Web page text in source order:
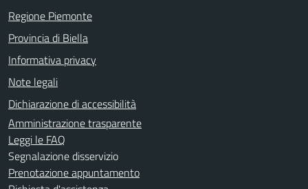
Regione Piemonte
Provincia di Biella
Informativa privacy
Note legali
Dichiarazione di accessibilità
Amministrazione trasparente
Leggi le FAQ
Segnalazione disservizio
Prenotazione appuntamento